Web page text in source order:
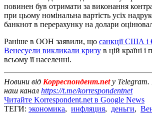
повинен був отримати за виконання
при цьому номінальна вартість усіх
банкнот в перерахунку на долари
Раніше в ООН заявили, що санкції США і
Венесуели викликали кризу в цій країні і
всьому її населенні.
Новини від Корреспондент.netу Telegram.
наш канал https://t.me/korrespondentnet
Читайте Korrespondent.net в Google News
ТЕГИ: экономика, инфляция, деньги,